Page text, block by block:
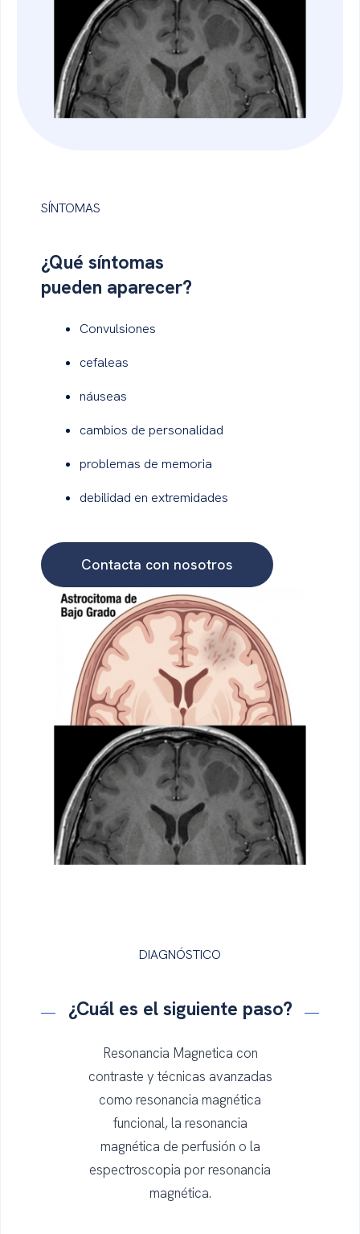
SÍNTOMAS
¿Quésíntomas
pueden aparecer?
Convulsiones
cefaleas
náuseas
cambios de personalidad
problemas de memoria
debilidad en extremidades
Contacta con nosotros
DIAGNÓSTICO
¿Cuál es el siguiente paso?
Resonancia Magnetica con
contraste y técnicas avanzadas
como resonancia magnética
funcional, la resonancia
magnética de perfusión o la
espectroscopia por resonancia
magnética.